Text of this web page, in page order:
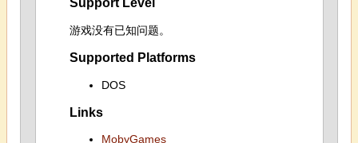
游戏没有已知问题。
Supported Platforms
DOS
Links
MobyGames